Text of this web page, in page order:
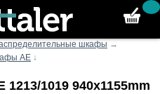
шкафы →
AE ↓
1213/1019 940x1155mm